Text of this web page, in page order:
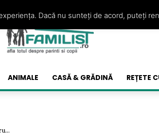
ANIMALE CASĂ & GRĂDINĂ REȚETE
Dacă nu sunteți de acord, puteți